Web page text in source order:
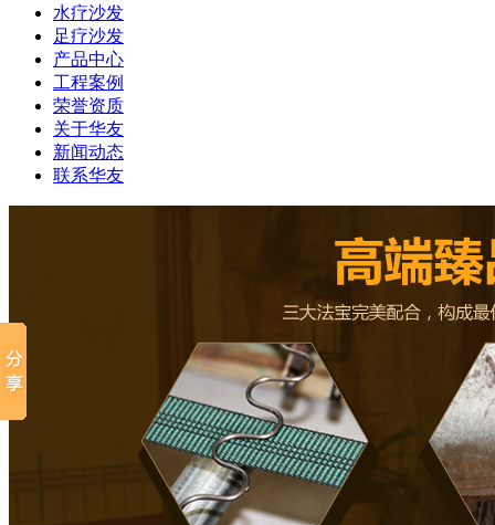
水疗沙发
足疗沙发
产品中心
工程案例
荣誉资质
关于华友
新闻动态
联系华友